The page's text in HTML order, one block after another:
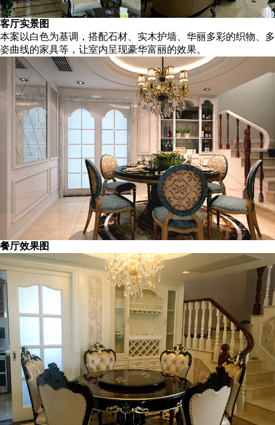
客厅实景图
本案以白色为基调，搭配石材、实木护墙、华丽多彩的织物、多
姿曲线的家具等， 让室内呈现豪华富丽的效果。
餐厅效果图